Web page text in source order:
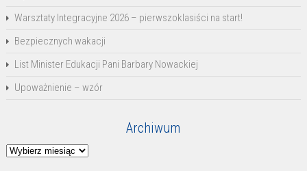
Warsztaty Integracyjne 2026 – pierwszoklasiści na start!
Bezpiecznych wakacji
List Minister Edukacji Pani Barbary Nowackiej
Upoważnienie – wzór
Archiwum
Archiwum